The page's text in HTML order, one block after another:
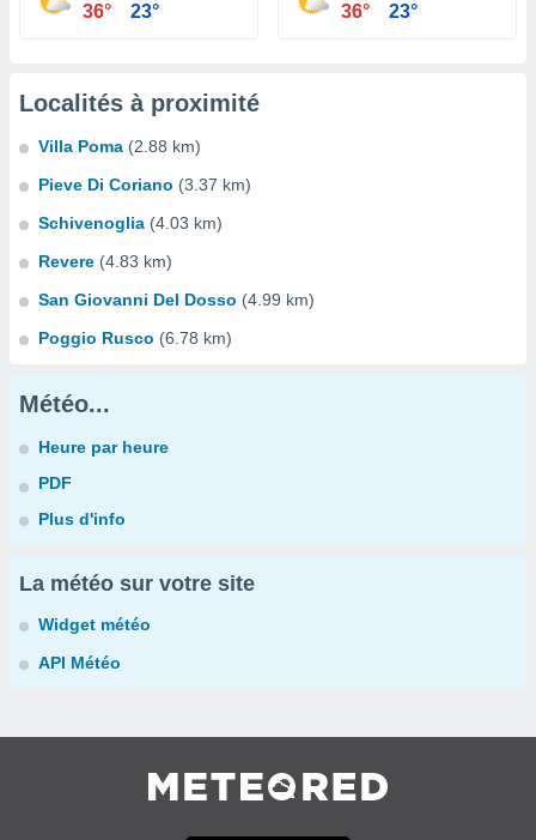
36° 23° 36° 23°
Localités à proximité
Villa Poma (2.88 km)
Pieve Di Coriano (3.37 km)
Schivenoglia (4.03 km)
Revere (4.83 km)
San Giovanni Del Dosso (4.99 km)
Poggio Rusco (6.78 km)
Météo...
Heure par heure
PDF
Plus d'info
La météo sur votre site
Widget météo
API Météo